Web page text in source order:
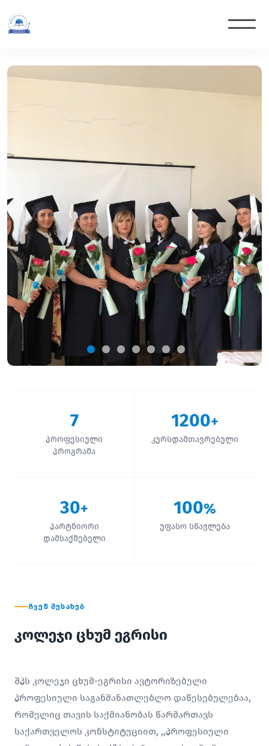
7
პროფესიული
პროგრამა
1200+
კურსდამთავრებული
30+
პარტნიორი
დამსაქმებელი
100%
უფასო სწავლება
ᲩᲕᲔᲜ ᲨᲔᲡᲐᲮᲔᲑ
კოლეჯი ცხუმ ეგრისი
შპს კოლეჯი ცხუმ-ეგრისი ავტორიზებული
პროფესიული საგანმანათლებლო დაწესებულებაა,
რომელიც თავის საქმიანობას წარმართავს
საქართველოს კონსტიტუციით, ,,პროფესიული